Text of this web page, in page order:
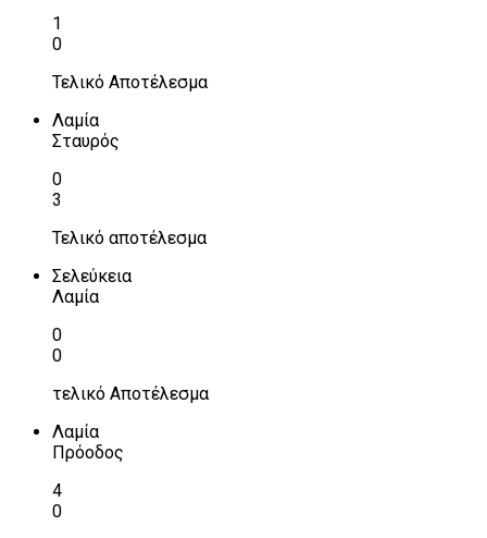
1
0
Τελικό Αποτέλεσμα
Λαμία
Σταυρός
0
3
Τελικό αποτέλεσμα
Σελεύκεια
Λαμία
0
0
τελικό Αποτέλεσμα
Λαμία
Πρόοδος
4
0